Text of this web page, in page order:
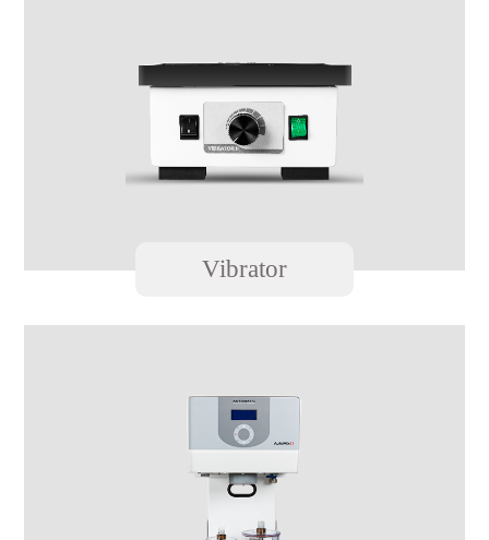
Vibrator